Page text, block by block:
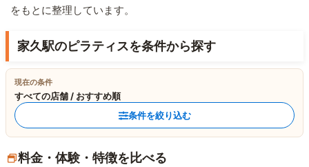
をもとに整理しています。
家久駅のピラティスを条件から探す
現在の条件
すべての店舗 / おすすめ順
条件を絞り込む
料金・体験・特徴を比べる